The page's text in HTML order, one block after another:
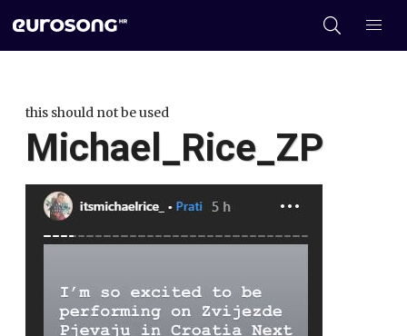
this should not be used
Michael_Rice_ZP